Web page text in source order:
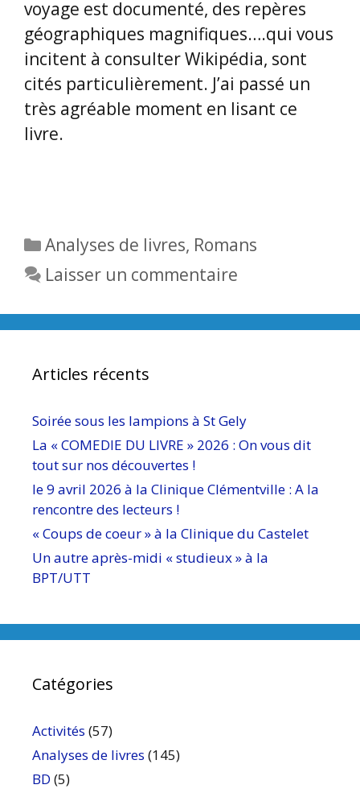
voyage est documenté, des repères
géographiques magnifiques….qui vous
incitent à consulter Wikipédia, sont
cités particulièrement. J’ai passé un
très agréable moment en lisant ce
livre.
Catégories
Analyses de livres, Romans
Laisser un commentaire
Articles récents
Soirée sous les lampions à St Gely
La « COMEDIE DU LIVRE » 2026 : On vous dit
tout sur nos découvertes !
le 9 avril 2026 à la Clinique Clémentville : A la
rencontre des lecteurs !
« Coups de coeur » à la Clinique du Castelet
Un autre après-midi « studieux » à la
BPT/UTT
Catégories
Activités (57)
Analyses de livres (145)
BD (5)